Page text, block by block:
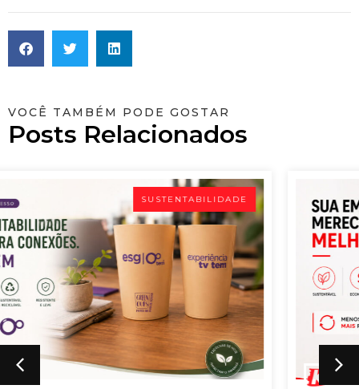
VOCÊ TAMBÉM PODE GOSTAR
Posts Relacionados
SUSTENTABILIDADE